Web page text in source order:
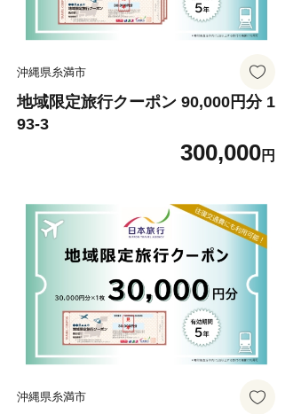
沖縄県糸満市
地域限定旅行クーポン 90,000円分 1
93-3
300,000円
沖縄県糸満市